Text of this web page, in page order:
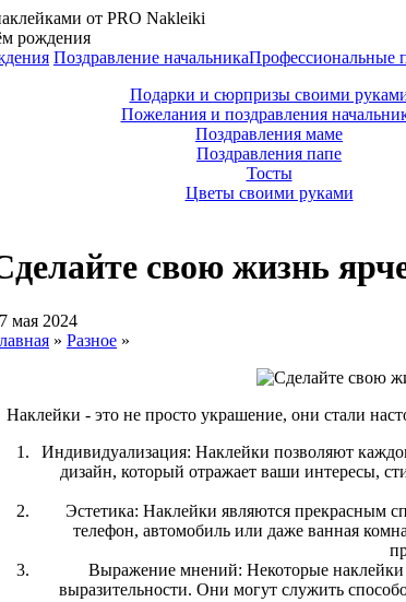
рождения
Поздравление начальникаПрофессиональные
Подарки и сюрпризы своими
Пожелания и поздравления
Поздравления маме
Поздравления папе
Тосты
Цветы своими руками
свою жизнь
мая 2024
» Разное »
Наклейки - это не просто украшение, они стали
Индивидуализация: Наклейки позволяют
дизайн, который отражает ваши интересы,
Эстетика: Наклейки являются прекрасным
телефон, автомобиль или даже ванная
Выражение мнений: Некоторые наклейки
выразительности. Они могут служить